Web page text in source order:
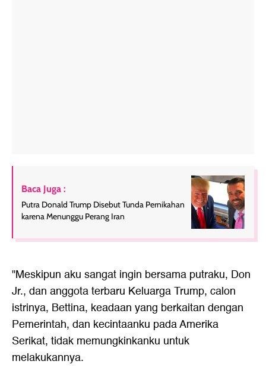
Baca Juga :
Putra Donald Trump Disebut Tunda Pernikahan
karena Menunggu Perang Iran
"Meskipun aku sangat ingin bersama putraku, Don
Jr., dan anggota terbaru Keluarga Trump, calon
istrinya, Bettina, keadaan yang berkaitan dengan
Pemerintah, dan kecintaanku pada Amerika
Serikat, tidak memungkinkanku untuk
melakukannya.